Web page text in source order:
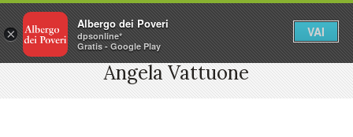
Angela Vattuone
×
Albergo dei Poveri
dpsonline*
Gratis - Google Play
VAI